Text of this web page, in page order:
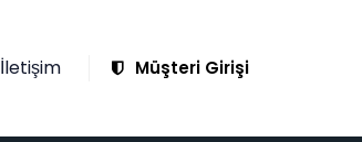
İletişim Müşteri Girişi